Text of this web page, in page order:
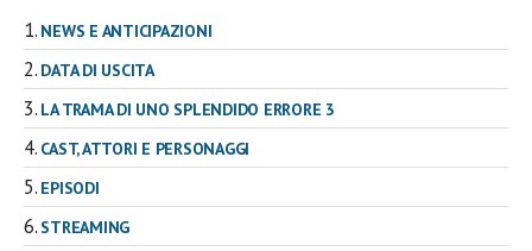
NEWS E ANTICIPAZIONI
DATA DI USCITA
LA TRAMA DI UNO SPLENDIDO ERRORE 3
CAST, ATTORI E PERSONAGGI
EPISODI
STREAMING